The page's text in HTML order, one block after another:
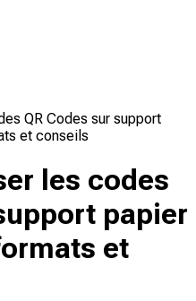
QR Codes sur support
et conseils
les codes
papier
et